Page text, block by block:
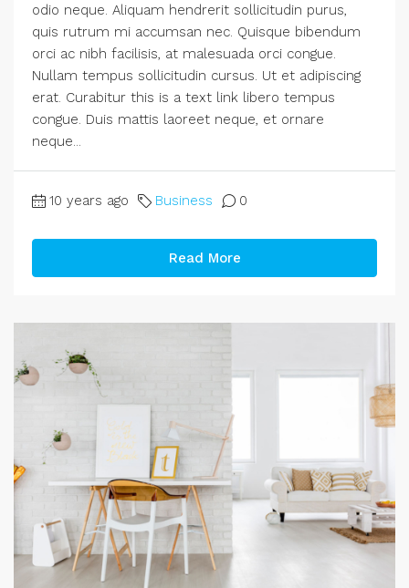
odio neque. Aliquam hendrerit sollicitudin purus,
quis rutrum mi accumsan nec. Quisque bibendum
orci ac nibh facilisis, at malesuada orci congue.
Nullam tempus sollicitudin cursus. Ut et adipiscing
erat. Curabitur this is a text link libero tempus
congue. Duis mattis laoreet neque, et ornare
neque...
10 years ago Business 0
Read More